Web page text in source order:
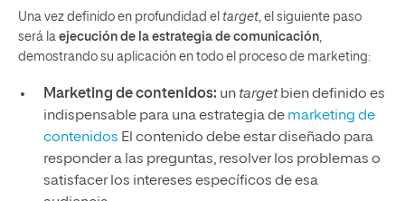
Una vez definido en profundidad el target, el siguiente paso
será la ejecución de la estrategia de comunicación,
demostrando su aplicación en todo el proceso de marketing:
Marketing de contenidos: untargetbien definido es
indispensable para una estrategia de marketing de
contenidos El contenido debe estar diseñado para
responder a las preguntas, resolver los problemas o
satisfacer los intereses específicos de esa